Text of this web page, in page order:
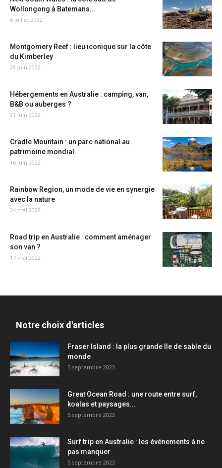
Wollongong à Batemans...
6 juillet 2022
Montgomery Reef : lieu iconique sur la côte
du Kimberley
29 juin 2022
Hébergements en Australie : camping, van,
B&B ou auberges ?
21 juin 2022
Cradle Mountain : un parc national au
patrimoine mondial
16 juin 2022
Rainbow Region, un mode de vie en synergie
avec la nature
24 mai 2022
Road trip en Australie : comment aménager
son van ?
17 mai 2022
Notre choix d'articles
Fraser Island : la plus grande île de sable du
monde
5 septembre 2023
Great Ocean Road : une route entre surf,
koalas et paysages...
5 septembre 2023
Surf trip en Australie : les événements à ne
pas manquer
5 septembre 2023